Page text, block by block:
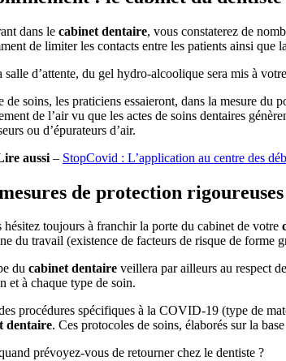
dans le cabinet dentaire, vous constaterez de
de limiter les contacts entre les patients ainsi que
salle d’attente, du gel hydro-alcoolique sera mis à
de soins, les praticiens essaieront, dans la mesure du
de l’air vu que les actes de soins dentaires
ou d’épurateurs d’air.
aussi– StopCovid : L’application au centre des
de protection rigoureuses
hésitez toujours à franchir la porte du cabinet de votre
du travail (existence de facteurs de risque de forme
du cabinet dentaireveillera par ailleurs au respect
et à chaque type de soin.
procédures spécifiques à la COVID-19 (type de
dentaire. Ces protocoles de soins, élaborés sur la
prévoyez-vous de retourner chez le dentiste ?